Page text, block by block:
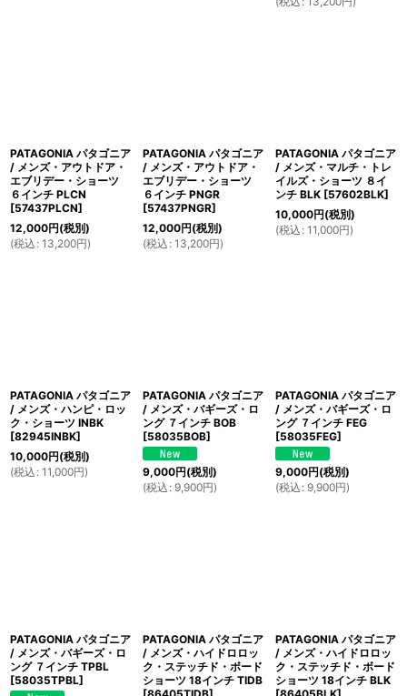
PATAGONIA パタゴニア
/ メンズ・アウトドア・
エブリデー・ショーツ
６インチ PLCN
[57437PLCN]
12,000円(税別)
(税込 : 13,200円)
PATAGONIA パタゴニア
/ メンズ・アウトドア・
エブリデー・ショーツ
６インチ PNGR
[57437PNGR]
12,000円(税別)
(税込 : 13,200円)
PATAGONIA パタゴニア
/ メンズ・マルチ・トレ
イルズ・ショーツ ８イ
ンチ BLK [57602BLK]
10,000円(税別)
(税込 : 11,000円)
PATAGONIA パタゴニア
/ メンズ・ハンピ・ロッ
ク・ショーツ INBK
[82945INBK]
10,000円(税別)
(税込 : 11,000円)
PATAGONIA パタゴニア
/ メンズ・バギーズ・ロ
ング ７インチ BOB
[58035BOB]
9,000円(税別)
(税込 : 9,900円)
PATAGONIA パタゴニア
/ メンズ・バギーズ・ロ
ング ７インチ FEG
[58035FEG]
9,000円(税別)
(税込 : 9,900円)
PATAGONIA パタゴニア
/ メンズ・バギーズ・ロ
ング ７インチ TPBL
[58035TPBL]
PATAGONIA パタゴニア
/ メンズ・ハイドロロッ
ク・ステッチド・ボード
ショーツ 18インチ TIDB
PATAGONIA パタゴニア
/ メンズ・ハイドロロッ
ク・ステッチド・ボード
ショーツ 18インチ BLK